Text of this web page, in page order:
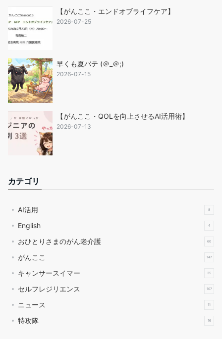
【がんここ・エンドオブライフケア】
2026-07-25
早くも夏バテ (＠_＠;)
2026-07-15
【がんここ・QOLを向上させるAI活用術】
2026-07-13
カテゴリ
AI活用 8
English 4
おひとりさまのがん老介護 60
がんここ 147
キャンサースイマー 35
セルフレジリエンス 107
ニュース 11
特攻隊 16